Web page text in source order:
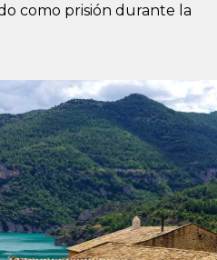
como prisión durante la